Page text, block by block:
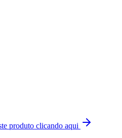
produto clicando aqui